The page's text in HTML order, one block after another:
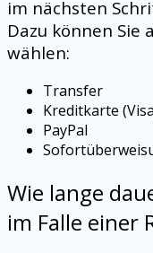
im nächsten
Dazu können Sie
wählen:
Transfer
Kreditkarte
PayPal
Wie lange
im Falle einer